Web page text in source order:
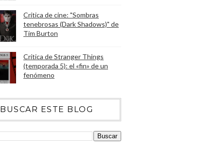
Crítica de cine: "Sombras
tenebrosas (Dark Shadows)" de
Tim Burton
Crítica de Stranger Things
(temporada 5): el «fin» de un
fenómeno
BUSCAR ESTE BLOG